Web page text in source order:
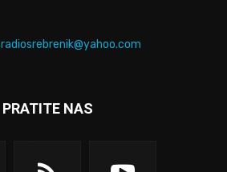
radiosrebrenik@yahoo.com
PRATITE NAS